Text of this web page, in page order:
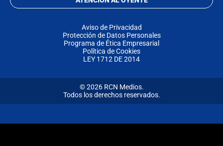
Aviso de Privacidad
Protección de Datos Personales
Programa de Ética Empresarial
Política de Cookies
LEY 1712 DE 2014
© 2026 RCN Medios.
Todos los derechos reservados.